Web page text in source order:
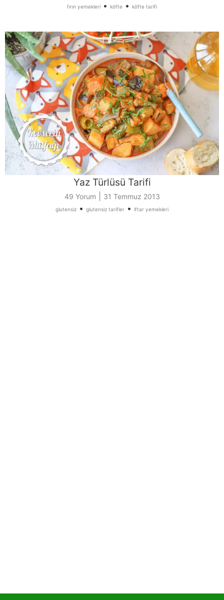
fırın yemekleri • köfte • köfte tarifi
Yaz Türlüsü Tarifi
49 Yorum 31 Temmuz 2013
glutensiz • glutensiz tarifler • iftar yemekleri